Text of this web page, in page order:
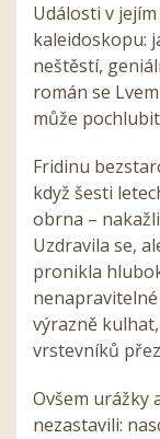
Události v
kaleidoskopu:
neštěstí,
román se
může
Fridinu
když šesti
obrna –
Uzdravila se,
pronikla
výrazně
vrstevníků
Ovšem urážky
nezastavili: